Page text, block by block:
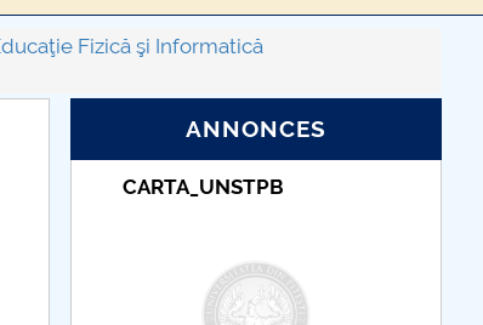
Fizică şi Informatică
ANNONCES
Taxe de școlarizare